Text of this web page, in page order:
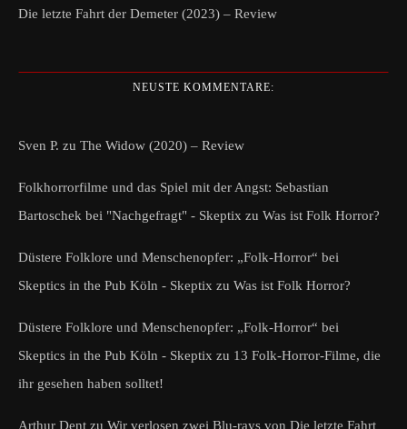
Die letzte Fahrt der Demeter (2023) – Review
NEUSTE KOMMENTARE:
Sven P. zu The Widow (2020) – Review
Folkhorrorfilme und das Spiel mit der Angst: Sebastian
Bartoschek bei "Nachgefragt" - Skeptix zu Was ist Folk Horror?
Düstere Folklore und Menschenopfer: „Folk-Horror“ bei
Skeptics in the Pub Köln - Skeptix zu Was ist Folk Horror?
Düstere Folklore und Menschenopfer: „Folk-Horror“ bei
Skeptics in the Pub Köln - Skeptix zu 13 Folk-Horror-Filme, die
ihr gesehen haben solltet!
Arthur Dent zu Wir verlosen zwei Blu-rays von Die letzte Fahrt